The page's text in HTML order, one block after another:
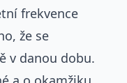
frekvence
že se
v danou dobu.